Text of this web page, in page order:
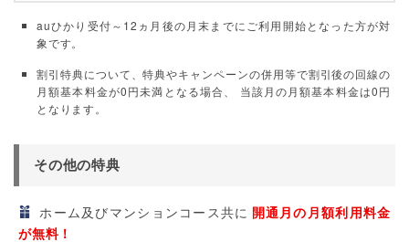
auひかり受付～12ヵ月後の月末までにご利用開始となった方が対
象です。
割引特典について、特典やキャンペーンの併用等で割引後の回線の
月額基本料金が0円未満となる場合、 当該月の月額基本料金は0円
となります。
その他の特典
ホーム及びマンションコース共に 開通月の月額利用料金
が無料！